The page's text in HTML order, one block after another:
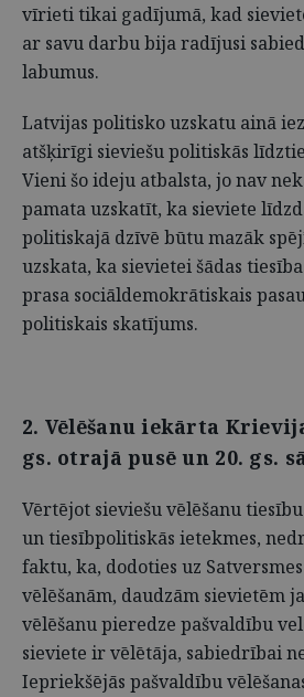
vīrieti tikai gadījumā, kad
ar savu darbu bija radījusi
labumus.
Latvijas politisko uzskatu ainā
atšķirīgi sieviešu politiskās
Vieni šo ideju atbalsta, jo nav
pamata uzskatīt, ka sieviete
politiskajā dzīvē būtu mazāk
uzskata, ka sievietei šādas
prasa sociāldemokrātiskais
politiskais skatījums.
2. Vēlēšanu iekārta
gs. otrajā pusē un 20. gs.
Vērtējot sieviešu vēlēšanu
un tiesībpolitiskās ietekmes,
faktu, ka, dodoties uz
vēlēšanām, daudzām sievietēm
vēlēšanu pieredze pašvaldību
sieviete ir vēlētāja, sabiedrībai
Iepriekšējās pašvaldību